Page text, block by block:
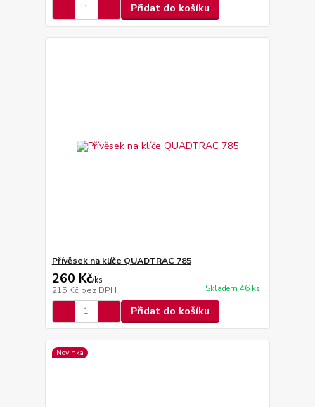
Přidat do košíku
Přívěsek na klíče QUADTRAC 785
260 Kč/ks
215 Kč bez DPH Skladem 46 ks
Přidat do košíku
Novinka